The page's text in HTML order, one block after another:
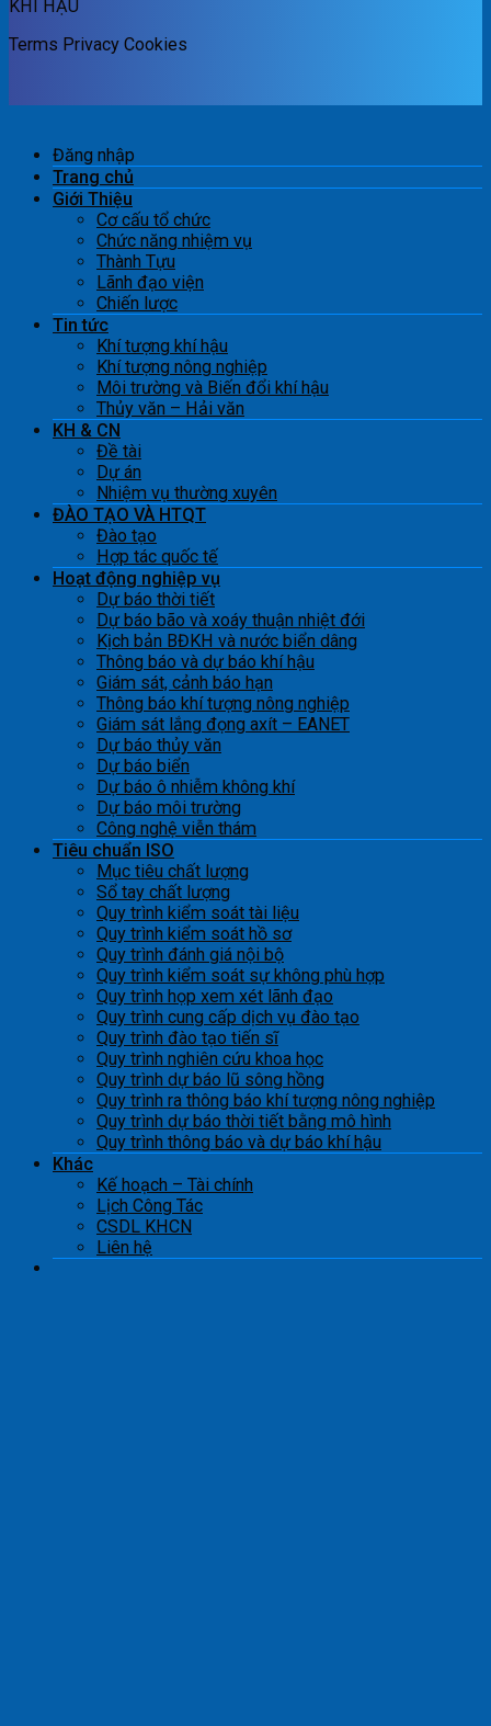
KHÍ HẬU
Terms Privacy Cookies
Đăng nhập
Trang chủ
Giới Thiệu
Cơ cấu tổ chức
Chức năng nhiệm vụ
Thành Tựu
Lãnh đạo viện
Chiến lược
Tin tức
Khí tượng khí hậu
Khí tượng nông nghiệp
Môi trường và Biến đổi khí hậu
Thủy văn – Hải văn
KH & CN
Đề tài
Dự án
Nhiệm vụ thường xuyên
ĐÀO TẠO VÀ HTQT
Đào tạo
Hợp tác quốc tế
Hoạt động nghiệp vụ
Dự báo thời tiết
Dự báo bão và xoáy thuận nhiệt đới
Kịch bản BĐKH và nước biển dâng
Thông báo và dự báo khí hậu
Giám sát, cảnh báo hạn
Thông báo khí tượng nông nghiệp
Giám sát lắng đọng axít – EANET
Dự báo thủy văn
Dự báo biển
Dự báo ô nhiễm không khí
Dự báo môi trường
Công nghệ viễn thám
Tiêu chuẩn ISO
Mục tiêu chất lượng
Sổ tay chất lượng
Quy trình kiểm soát tài liệu
Quy trình kiểm soát hồ sơ
Quy trình đánh giá nội bộ
Quy trình kiểm soát sự không phù hợp
Quy trình họp xem xét lãnh đạo
Quy trình cung cấp dịch vụ đào tạo
Quy trình đào tạo tiến sĩ
Quy trình nghiên cứu khoa học
Quy trình dự báo lũ sông hồng
Quy trình ra thông báo khí tượng nông nghiệp
Quy trình dự báo thời tiết bằng mô hình
Quy trình thông báo và dự báo khí hậu
Khác
Kế hoạch – Tài chính
Lịch Công Tác
CSDL KHCN
Liên hệ